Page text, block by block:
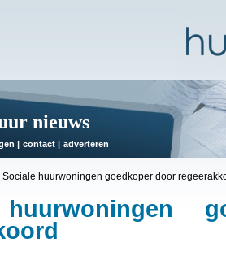
nieuws
| contact | adverteren
Sociale huurwoningen goedkoper door